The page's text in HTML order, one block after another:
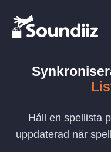
Håll en spellista
uppdaterad när